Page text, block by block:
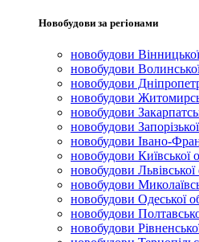
Новобудови за регіонами
новобудови Вінницької
новобудови
новобудови
новобудови
новобудови
новобудови
новобудови Івано-
новобудови Київської
новобудови Львівської
новобудови
новобудови Одеської
новобудови
новобудови